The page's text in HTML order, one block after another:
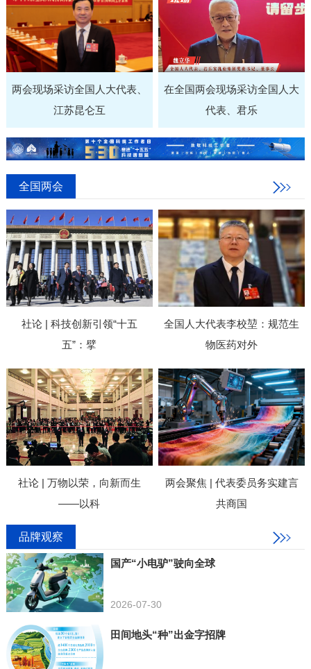
两会现场采访全国人大代表、
江苏昆仑互
在全国两会现场采访全国人大
代表、君乐
全国两会
社论 | 科技创新引领“十五
五”：擘
全国人大代表李校堃：规范生
物医药对外
社论 | 万物以荣，向新而生
——以科
两会聚焦 | 代表委员务实建言
共商国
品牌观察
国产“小电驴”驶向全球
2026-07-30
田间地头“种”出金字招牌